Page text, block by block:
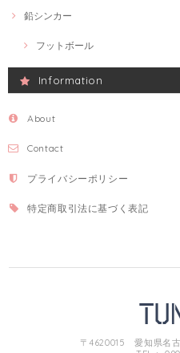
鉛シンカー
フットボール
Information
About
Contact
プライバシーポリシー
特定商取引法に基づく表記
〒4620015 愛知県名